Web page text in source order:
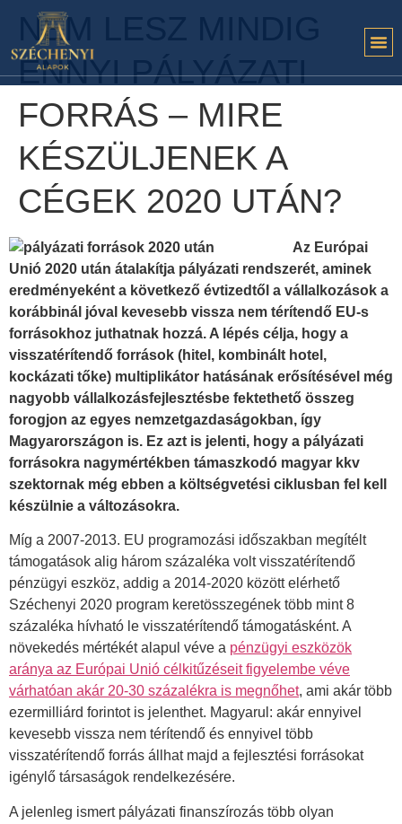
NEM LESZ MINDIG
ENNYI PÁLYÁZATI
FORRÁS – MIRE
KÉSZÜLJENEK A
CÉGEK 2020 UTÁN?
Az Európai
Unió 2020 után átalakítja pályázati rendszerét, aminek
eredményeként a következő évtizedtől a vállalkozások a
korábbinál jóval kevesebb vissza nem térítendő EU-s
forrásokhoz juthatnak hozzá. A lépés célja, hogy a
visszatérítendő források (hitel, kombinált hotel,
kockázati tőke) multiplikátor hatásának erősítésével még
nagyobb vállalkozásfejlesztésbe fektethető összeg
forogjon az egyes nemzetgazdaságokban, így
Magyarországon is. Ez azt is jelenti, hogy a pályázati
forrásokra nagymértékben támaszkodó magyar kkv
szektornak még ebben a költségvetési ciklusban fel kell
készülnie a változásokra.
Míg a 2007-2013. EU programozási időszakban megítélt
támogatások alig három százaléka volt visszatérítendő
pénzügyi eszköz, addig a 2014-2020 között elérhető
Széchenyi 2020 program keretösszegének több mint 8
százaléka hívható le visszatérítendő támogatásként. A
növekedés mértékét alapul véve a pénzügyi eszközök
aránya az Európai Unió célkitűzéseit figyelembe véve
várhatóan akár 20-30 százalékra is megnőhet, ami akár több
ezermilliárd forintot is jelenthet. Magyarul: akár ennyivel
kevesebb vissza nem térítendő és ennyivel több
visszatérítendő forrás állhat majd a fejlesztési forrásokat
igénylő társaságok rendelkezésére.
A jelenleg ismert pályázati finanszírozás több olyan